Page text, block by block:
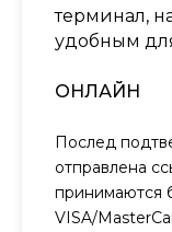
терминал,
удобным
ОНЛАЙН
Послед
отправлена
принимаются
VISA/